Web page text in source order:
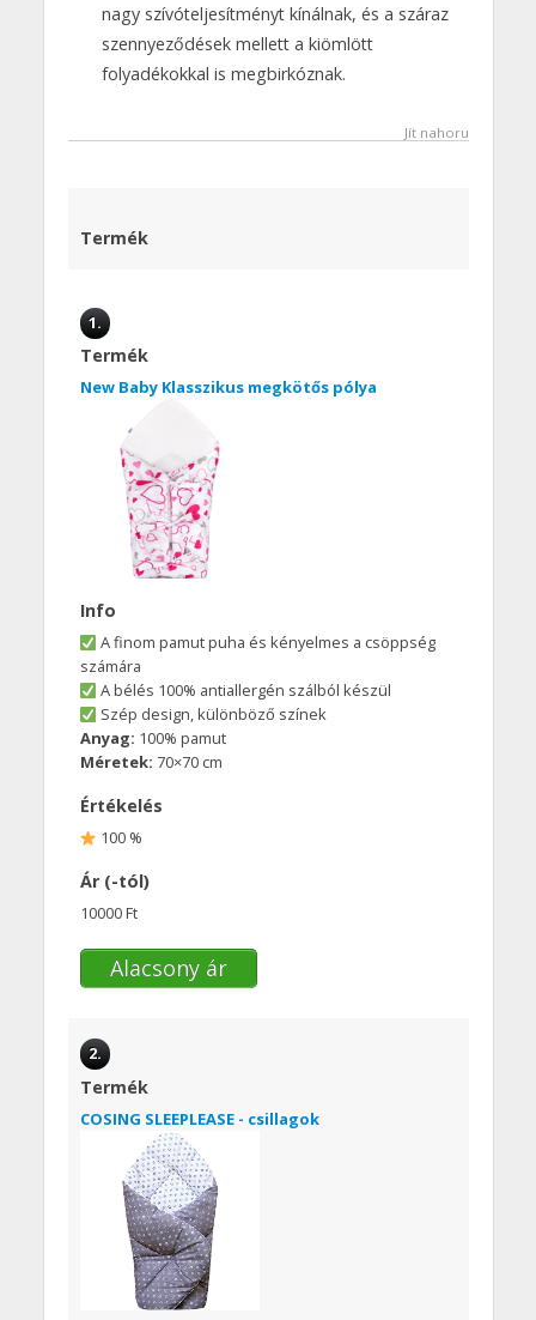
nagy szívóteljesítményt kínálnak, és a száraz
szennyeződések mellett a kiömlött
folyadékokkal is megbirkóznak.
Jít nahoru
Termék
1.
Termék
New Baby Klasszikus megkötős pólya
Info
A finom pamut puha és kényelmes a csöppség
számára
A bélés 100% antiallergén szálból készül
Szép design, különböző színek
Anyag: 100% pamut
Méretek: 70×70 cm
Értékelés
100 %
Ár (-tól)
10000 Ft
Alacsony ár
2.
Termék
COSING SLEEPLEASE - csillagok